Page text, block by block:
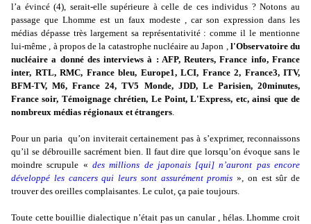
l’a évincé (4), serait-elle supérieure à celle de ces individus ? Notons au
passage que Lhomme est un faux modeste , car son expression dans les
médias dépasse très largement sa représentativité : comme il le mentionne
lui-même , à propos de la catastrophe nucléaire au Japon , l'Observatoire du
nucléaire a donné des interviews à : AFP, Reuters, France info, France
inter, RTL, RMC, France bleu, Europe1, LCI, France 2, France3, ITV,
BFM-TV, M6, France 24, TV5 Monde, JDD, Le Parisien, 20minutes,
France soir, Témoignage chrétien, Le Point, L'Express, etc, ainsi que de
nombreux médias régionaux et étrangers.
Pour un paria qu’on inviterait certainement pas à s’exprimer, reconnaissons
qu’il se débrouille sacrément bien. Il faut dire que lorsqu’on évoque sans le
moindre scrupule « des millions de japonais [qui] n’auront pas encore
développé les cancers qui leurs sont assurément promis », on est sûr de
trouver des oreilles complaisantes. Le culot, ça paie toujours.
Toute cette bouillie dialectique n’était pas un canular , hélas. Lhomme croit